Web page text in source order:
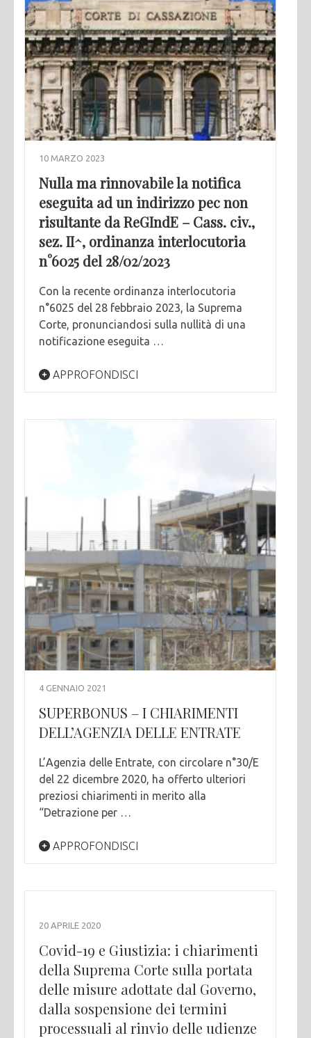
10 MARZO 2023
Nulla ma rinnovabile la notifica
eseguita ad un indirizzo pec non
risultante da ReGIndE – Cass. civ.,
sez. II^, ordinanza interlocutoria
n°6025 del 28/02/2023
Con la recente ordinanza interlocutoria
n°6025 del 28 febbraio 2023, la Suprema
Corte, pronunciandosi sulla nullità di una
notificazione eseguita …
APPROFONDISCI
4 GENNAIO 2021
SUPERBONUS – I CHIARIMENTI
DELL’AGENZIA DELLE ENTRATE
L’Agenzia delle Entrate, con circolare n°30/E
del 22 dicembre 2020, ha offerto ulteriori
preziosi chiarimenti in merito alla
“Detrazione per …
APPROFONDISCI
20 APRILE 2020
Covid-19 e Giustizia: i chiarimenti
della Suprema Corte sulla portata
delle misure adottate dal Governo,
dalla sospensione dei termini
processuali al rinvio delle udienze